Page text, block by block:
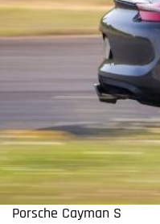
Porsche Cayman S